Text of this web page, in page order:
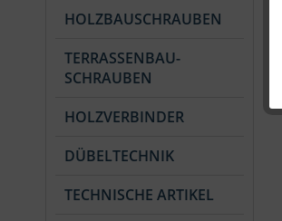
HOLZBAUSCHRAUBEN
TERRASSENBAU-
SCHRAUBEN
HOLZVERBINDER
DÜBELTECHNIK
TECHNISCHE ARTIKEL